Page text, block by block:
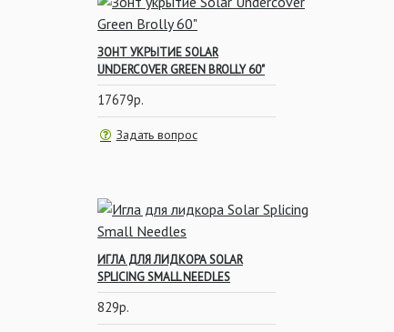
Силиконовые трубки,
Лентяйки, Термоусадка
Инструменты
ЗОНТ УКРЫТИЕ SOLAR
UNDERCOVER GREEN BROLLY 60"
17679р.
Задать вопрос
ИГЛА ДЛЯ ЛИДКОРА SOLAR
SPLICING SMALL NEEDLES
829р.